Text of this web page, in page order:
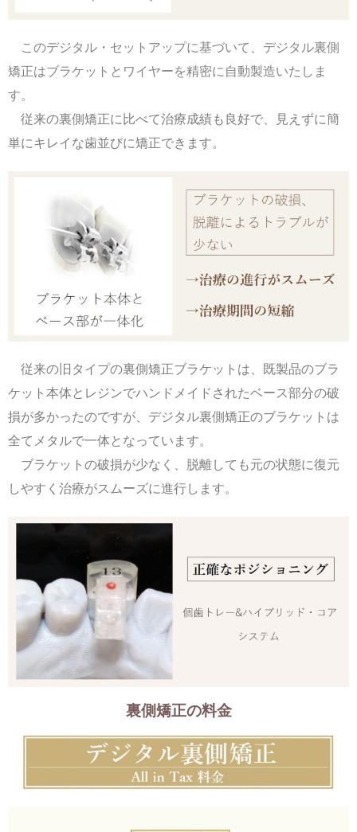
このデジタル・セットアップに基づいて、デジタル裏側
矯正はブラケットとワイヤーを精密に自動製造いたしま
す。
従来の裏側矯正に比べて治療成績も良好で、見えずに簡
単にキレイな歯並びに矯正できます。
従来の旧タイプの裏側矯正ブラケットは、既製品のブラ
ケット本体とレジンでハンドメイドされたベース部分の破
損が多かったのですが、デジタル裏側矯正のブラケットは
全てメタルで一体となっています。
ブラケットの破損が少なく、脱離しても元の状態に復元
しやすく治療がスムーズに進行します。
裏側矯正の料金